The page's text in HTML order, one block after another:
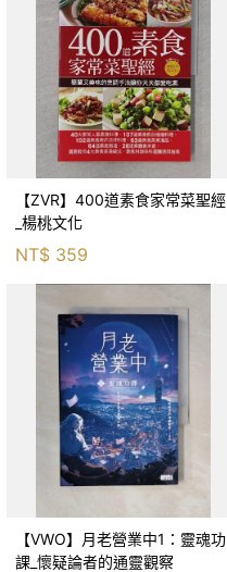
【ZVR】400道素食家常菜聖經
_楊桃文化
NT$ 359
【VWO】月老營業中1：靈魂功
課_懷疑論者的通靈觀察